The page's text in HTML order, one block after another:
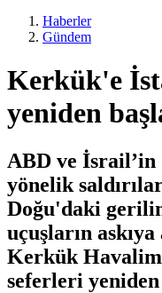
Haberler
Gündem
Kerkük'e
yeniden
ABD ve
yönelik
Doğu'daki
uçuşların askıya
Kerkük
seferleri yeniden